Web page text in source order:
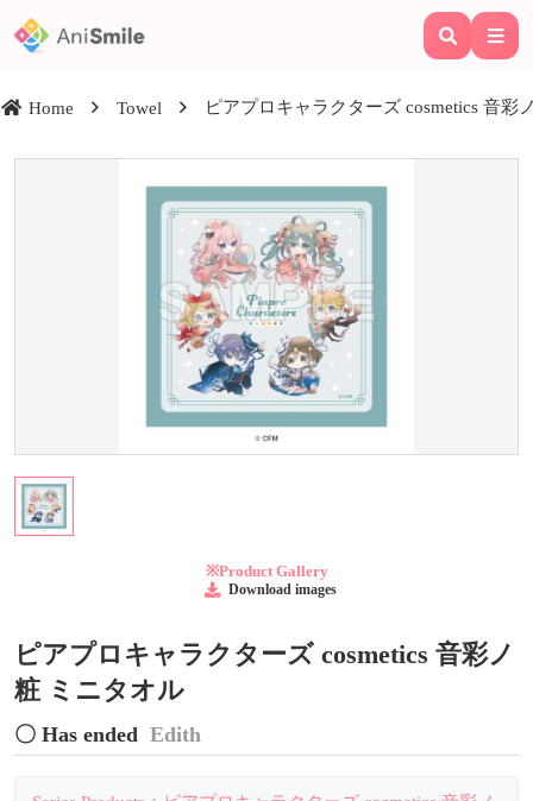
Home Towel ピアプロキャラクターズ cosmetics 音彩
※Product Gallery
Download images
ピアプロキャラクターズ cosmetics 音彩ノ
粧 ミニタオル
〇 Has ended Edith